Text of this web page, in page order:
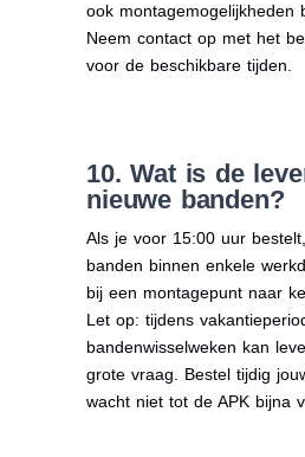
ook montagemogelijkheden
Neem contact op met het
voor de beschikbare tijden.
10. Wat is de
nieuwe banden?
Als je voor 15:00 uur
banden binnen enkele
bij een montagepunt naar
Let op: tijdens
bandenwisselweken kan
grote vraag. Bestel tijdig
wacht niet tot de APK bijna